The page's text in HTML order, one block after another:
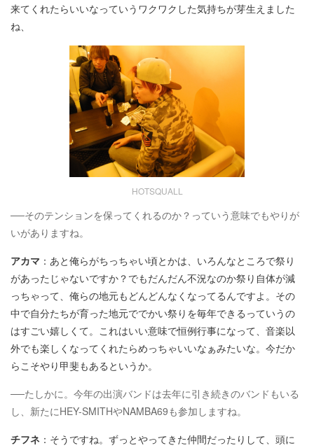
来てくれたらいいなっていうワクワクした気持ちが芽生えました
ね、
HOTSQUALL
──そのテンションを保ってくれるのか？っていう意味でもやりが
いがありますね。
アカマ ：あと俺らがちっちゃい頃とかは、いろんなところで祭り
があったじゃないですか？でもだんだん不況なのか祭り自体が減
っちゃって、俺らの地元もどんどんなくなってるんですよ。その
中で自分たちが育った地元ででかい祭りを毎年できるっていうの
はすごい嬉しくて。これはいい意味で恒例行事になって、音楽以
外でも楽しくなってくれたらめっちゃいいなぁみたいな。今だか
らこそやり甲斐もあるというか。
──たしかに。今年の出演バンドは去年に引き続きのバンドもいる
し、新たにHEY-SMITHやNAMBA69も参加しますね。
チフネ ：そうですね。ずっとやってきた仲間だったりして、頭に